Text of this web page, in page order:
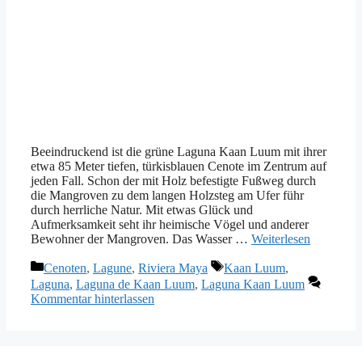
Beeindruckend ist die grüne Laguna Kaan Luum mit ihrer
etwa 85 Meter tiefen, türkisblauen Cenote im Zentrum auf
jeden Fall. Schon der mit Holz befestigte Fußweg durch
die Mangroven zu dem langen Holzsteg am Ufer führ
durch herrliche Natur. Mit etwas Glück und
Aufmerksamkeit seht ihr heimische Vögel und anderer
Bewohner der Mangroven. Das Wasser … Weiterlesen
Kategorien
Cenoten, Lagune, Riviera Maya Schlagwörter
Kaan Luum,
Laguna, Laguna de Kaan Luum, Laguna Kaan Luum
Kommentar hinterlassen